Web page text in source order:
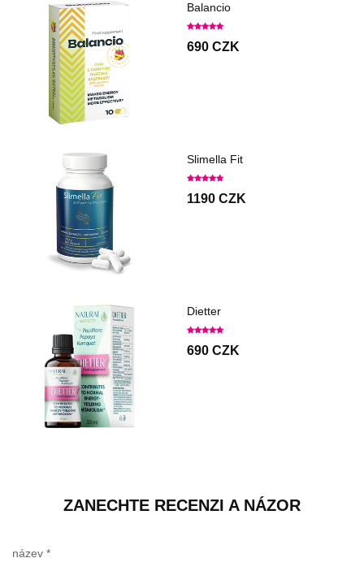
Balancio
690 CZK
Slimella Fit
1190 CZK
Dietter
690 CZK
ZANECHTE RECENZI A NÁZOR
název *